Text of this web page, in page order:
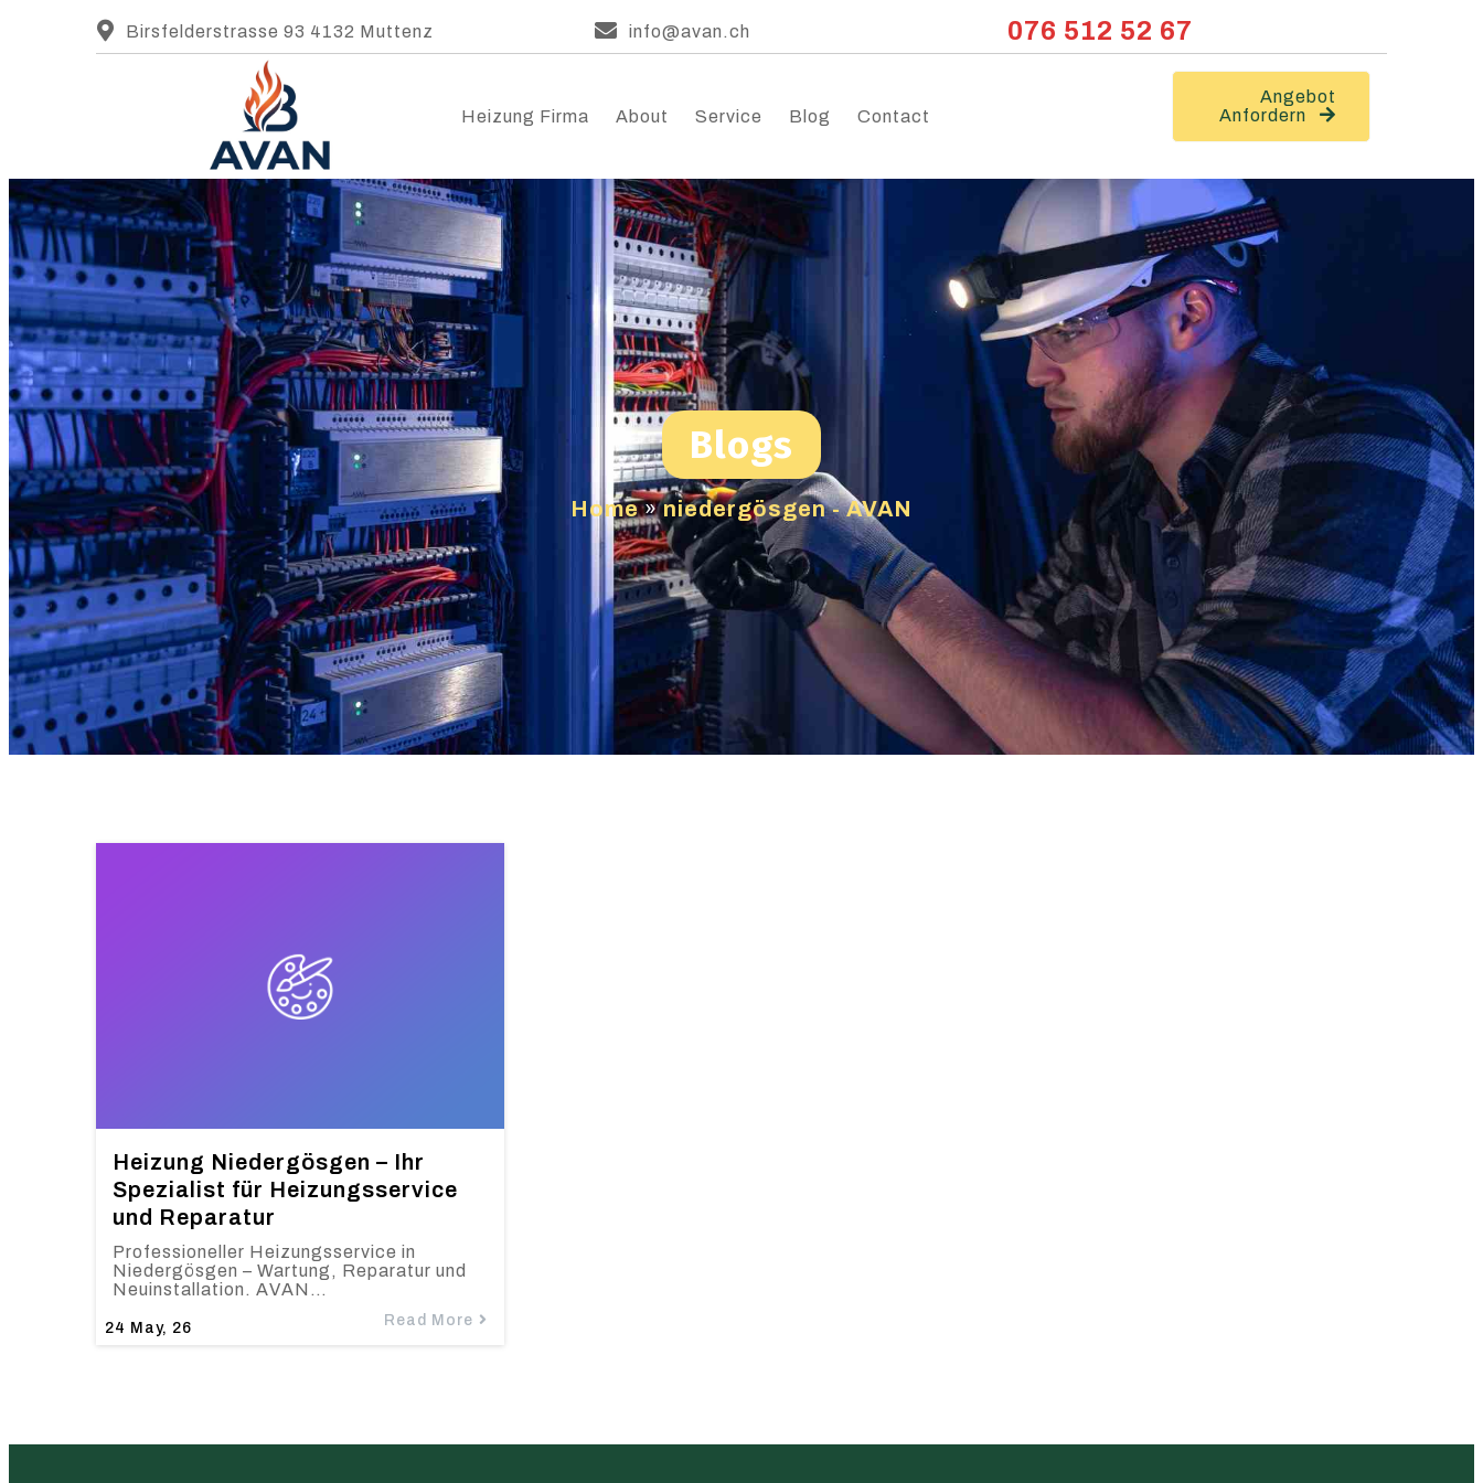
Birsfelderstrasse 93 4132 Muttenz info@avan.ch 076 512 52 67
Heizung Firma About Service Blog Contact
Angebot
Anfordern
Blogs
Home»niedergösgen - AVAN
Heizung Niedergösgen – Ihr
Spezialist für Heizungsservice
und Reparatur
24 May, 26
Professioneller Heizungsservice in
Niedergösgen – Wartung, Reparatur und
Neuinstallation. AVAN…
Read More